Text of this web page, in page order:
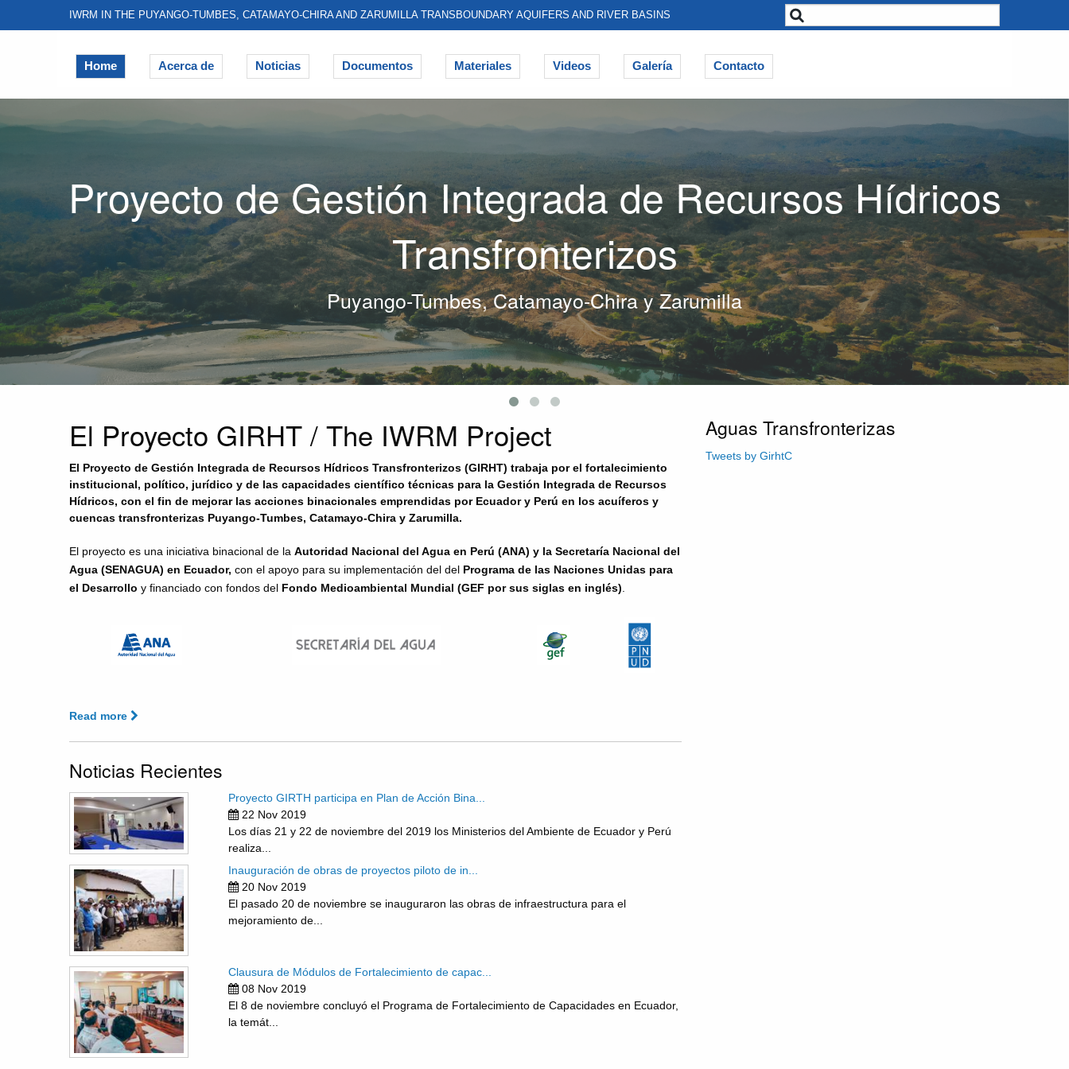
IWRM IN THE PUYANGO-TUMBES, CATAMAYO-CHIRA AND ZARUMILLA TRANSBOUNDARY AQUIFERS AND RIVER BASINS
Home Acerca de Noticias Documentos Materiales Videos Galería Contacto
Proyecto de Gestión Integrada de Recursos Hídricos
Transfronterizos
Puyango-Tumbes, Catamayo-Chira y Zarumilla
El Proyecto GIRHT / The IWRM Project
El Proyecto de Gestión Integrada de Recursos Hídricos Transfronterizos (GIRHT) trabaja por el fortalecimiento
institucional, político, jurídico y de las capacidades científico técnicas para la Gestión Integrada de Recursos
Hídricos, con el fin de mejorar las acciones binacionales emprendidas por Ecuador y Perú en los acuíferos y
cuencas transfronterizas Puyango-Tumbes, Catamayo-Chira y Zarumilla.
El proyecto es una iniciativa binacional de la Autoridad Nacional del Agua en Perú (ANA) y la Secretaría Nacional del
Agua (SENAGUA) en Ecuador, con el apoyo para su implementación del del Programa de las Naciones Unidas para
el Desarrollo y financiado con fondos del Fondo Medioambiental Mundial (GEF por sus siglas en inglés)
Read more
Noticias Recientes
Proyecto GIRTH participa en Plan de Acción Bina...
22 Nov 2019
Los días 21 y 22 de noviembre del 2019 los Ministerios del Ambiente de Ecuador y Perú
realiza...
Inauguración de obras de proyectos piloto de in...
20 Nov 2019
El pasado 20 de noviembre se inauguraron las obras de infraestructura para el
mejoramiento de...
Clausura de Módulos de Fortalecimiento de capac...
08 Nov 2019
El 8 de noviembre concluyó el Programa de Fortalecimiento de Capacidades en Ecuador,
la temát...
Aguas Transfronterizas
Tweets by GirhtC